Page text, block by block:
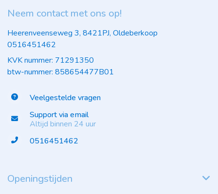
Neem contact met ons op!
Heerenveenseweg 3, 8421PJ, Oldeberkoop
0516451462
KVK nummer: 71291350
btw-nummer: 858654477B01
Veelgestelde vragen
Support via email
Altijd binnen 24 uur
0516451462
Openingstijden